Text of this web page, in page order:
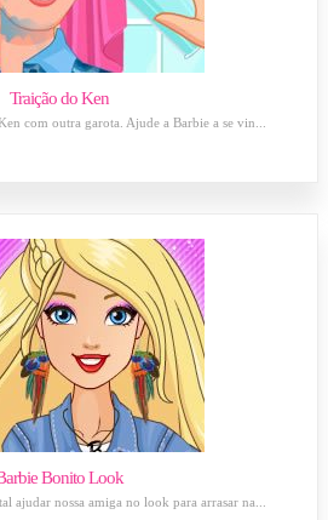
Traição do Ken
com outra garota. Ajude a Barbie a se vin...
Bonito Look
ajudar nossa amiga no look para arrasar na...